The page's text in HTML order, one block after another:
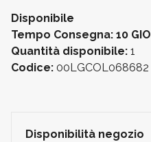
Disponibile
Tempo Consegna: 10
Quantità disponibile: 1
Codice: 00LGCOL068682
Disponibilità negozio